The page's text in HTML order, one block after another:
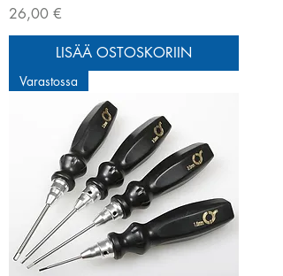
Hinta
26,00 €
LISÄÄ OSTOSKORIIN
Varastossa